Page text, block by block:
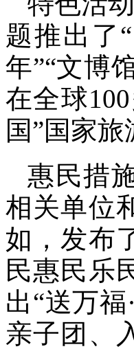
题推出了
年”“文博
在全球
国”国家
惠民措
相关单位
如，发布
民惠民乐
出“送万
亲子团、